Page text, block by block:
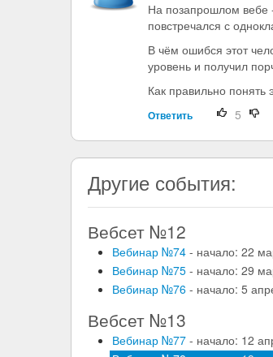
На позапрошлом вебе
повстречался с
В чём ошибся этот
уровень и получил
Как правильно понять
Ответить 5
Другие события:
Вебсет №12
Вебинар №74 - начало: 22
Вебинар №75 - начало: 29
Вебинар №76 - начало: 5
Вебсет №13
Вебинар №77 - начало: 12